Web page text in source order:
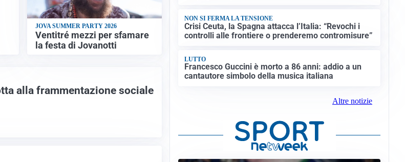
JOVA SUMMER PARTY 2026
Ventitré mezzi per sfamare
la festa di Jovanotti
alla frammentazione sociale
NON SI FERMA LA TENSIONE
Crisi Ceuta, la Spagna attacca l’Italia: “Revochi i
controlli alle frontiere o prenderemo contromisure”
LUTTO
Francesco Guccini è morto a 86 anni: addio a un
cantautore simbolo della musica italiana
Altre notizie